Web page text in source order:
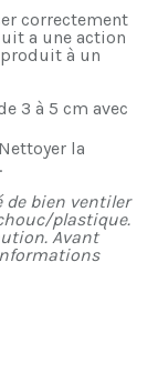
correctement
a une action
produit à un
3 à 5 cm avec
la
de bien ventiler
plastique.
Avant